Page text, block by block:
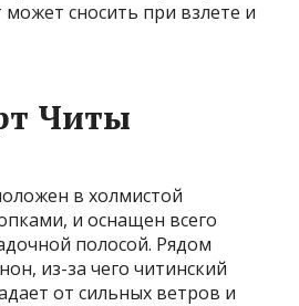
сносить при взлете и
Читы
в холмистой
и оснащен всего
полосой. Рядом
из-за чего читинский
от сильных ветров и